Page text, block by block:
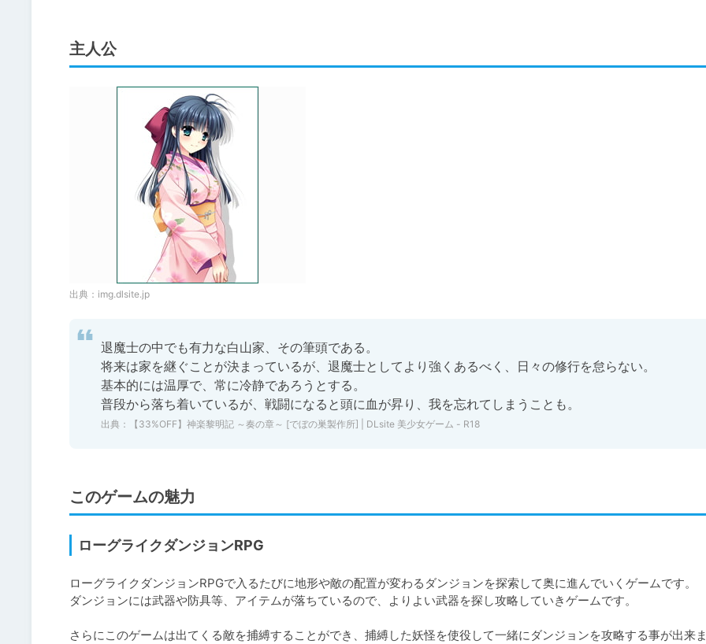
主人公
出典： img.dlsite.jp
退魔士の中でも有力な白山家、その筆頭である。
将来は家を継ぐことが決まっているが、退魔士としてより強くあるべく、日々の修行を怠らない。
基本的には温厚で、常に冷静であろうとする。
普段から落ち着いているが、戦闘になると頭に血が昇り、我を忘れてしまうことも。
出典： 【33%OFF】神楽黎明記 ～奏の章～ [でぼの巣製作所] | DLsite 美少女ゲーム - R18
このゲームの魅力
ローグライクダンジョンRPG
ローグライクダンジョンRPGで入るたびに地形や敵の配置が変わるダンジョンを探索して奥に進んでいくゲームです。
ダンジョンには武器や防具等、アイテムが落ちているので、よりよい武器を探し攻略していきゲームです。
さらにこのゲームは出てくる敵を捕縛することができ、捕縛した妖怪を使役して一緒にダンジョンを攻略する事が出来